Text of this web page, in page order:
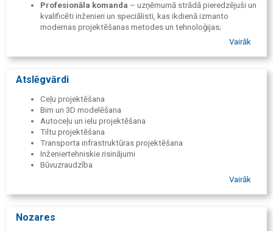
Profesionāla komanda – uzņēmumā strādā pieredzējuši un
kvalificēti inženieri un speciālisti, kas ikdienā izmanto
modernas projektēšanas metodes un tehnoloģijas;
– tiek izstrādāti risinājumi, kas ir ne tikai
ilgtermiņā;
projektos
Individuāli pielāgoti risinājumi
veidots, ņemot vērā klienta specifiskās vajadzības un
projekta mērķus.
Vairāk
Atslēgvārdi
Ceļu projektēšana
Bim un 3D modelēšana
Autoceļu un ielu projektēšana
Tiltu projektēšana
Transporta infrastruktūras projektēšana
Inženiertehniskie risinājumi
Būvuzraudzība
Vairāk
Nozares